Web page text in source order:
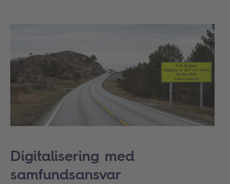
Digitalisering med
samfundsansvar